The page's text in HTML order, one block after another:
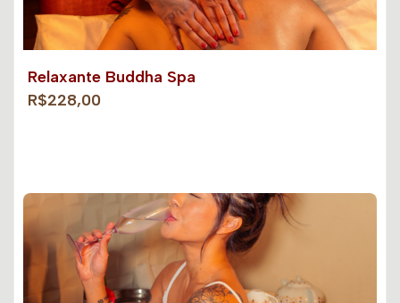
Relaxante Buddha Spa
R$228,00